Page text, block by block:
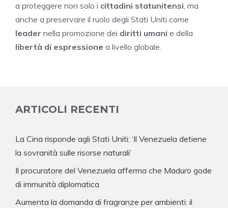
a proteggere non solo i cittadini statunitensi, ma
anche a preservare il ruolo degli Stati Uniti come
leader nella promozione dei diritti umani e della
libertà di espressione a livello globale.
ARTICOLI RECENTI
La Cina risponde agli Stati Uniti: ‘Il Venezuela detiene
la sovranità sulle risorse naturali’
Il procuratore del Venezuela afferma che Maduro gode
di immunità diplomatica
Aumenta la domanda di fragranze per ambienti: il